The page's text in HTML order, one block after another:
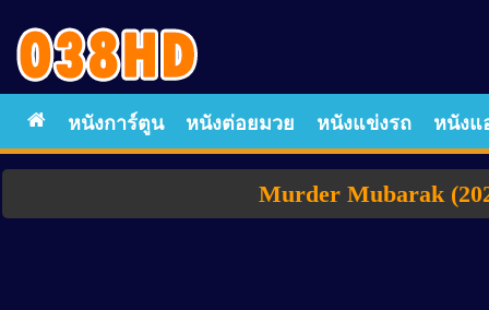
หนังการ์ตูน หนังต่อยมวย หนังแข่งรถ หนัง
Murder Mubarak